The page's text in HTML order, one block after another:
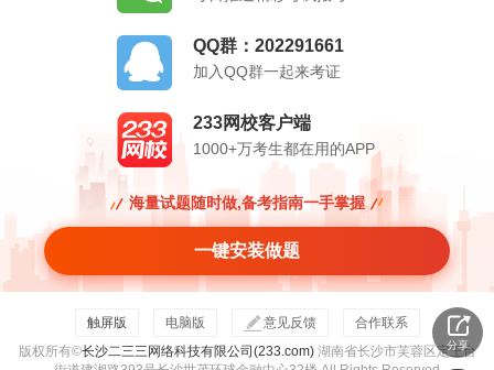
QQ群：202291661
加入QQ群一起来考证
233网校客户端
1000+万考生都在用的APP
海量试题随时做,备考指南一手掌握
一键安装做题
触屏版 电脑版 意见反馈
合作联系
版权所有©长沙二三三网络科技有限公司(233.com)湖南省长沙市芙蓉区定王台
分享